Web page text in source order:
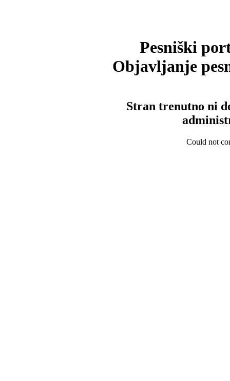
Pesniški
Objavljanje
Stran trenutno ni
Could not